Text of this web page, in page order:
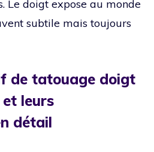
Le doigt expose au monde
subtile mais toujours
de tatouage doigt
et leurs
détail